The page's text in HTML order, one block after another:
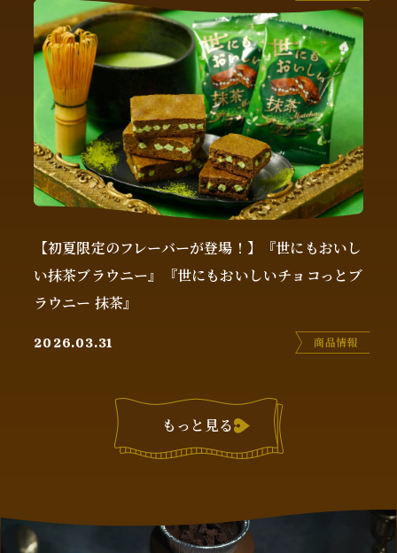
【初夏限定のフレーバーが登場！】『世にもおいし
い抹茶ブラウニー』『世にもおいしいチョコっとブ
ラウニー 抹茶』
2026.03.31 商品情報
もっと見る